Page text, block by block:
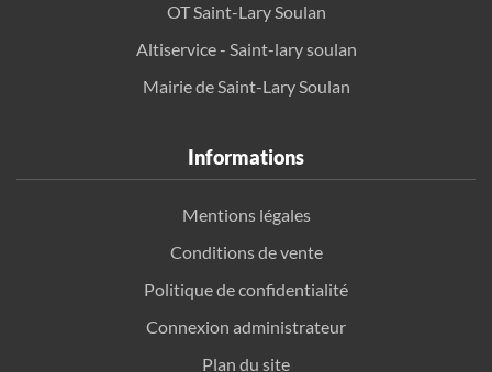
OT Saint-Lary Soulan
Altiservice - Saint-lary soulan
Mairie de Saint-Lary Soulan
Informations
Mentions légales
Conditions de vente
Politique de confidentialité
Connexion administrateur
Plan du site